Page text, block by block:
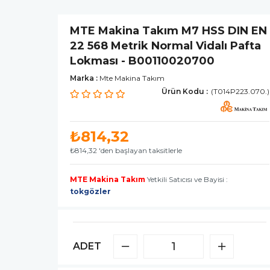
MTE Makina Takım M7 HSS DIN EN
22 568 Metrik Normal Vidalı Pafta
Lokması - B00110020700
Marka : Mte Makina Takım
(T014P223.070.)
₺814,32
₺814,32 'den başlayan taksitlerle
MTE Makina TakımYetkili Satıcısı ve Bayisi :
tokgözler
ADET